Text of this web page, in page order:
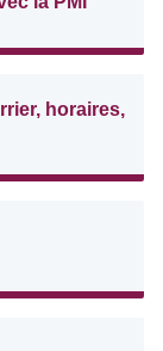
horaires,